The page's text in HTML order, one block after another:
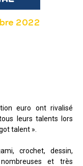
2022
euro ont rivalisé
leurs talents lors
talent ».
crochet, dessin,
et très